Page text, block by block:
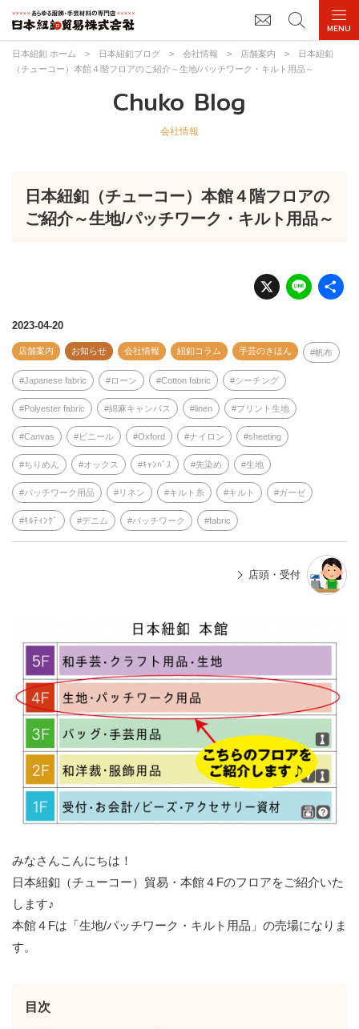
日本紐釦 ホーム > 日本紐釦ブログ > 会社情報 > 店舗案内 >
日本紐釦
（チューコー）本館４階フロアのご紹介～生地/パッチワーク・キルト用品～
Chuko Blog
会社情報
日本紐釦（チューコー）本館４階フロアの
ご紹介～生地/パッチワーク・キルト用品～
X Li
n
2023-04-20
店舗案内 お知らせ 会社情報 紐釦コラム 手芸のきほん 帆布
Japanese fabric ローン Cotton fabric シーチング
Polyester fabric 綿麻キャンバス linen プリント生地
Canvas ビニール Oxford ナイロン sheeting
ちりめん オックス ｷｬﾝﾊﾞｽ 先染め 生地
パッチワーク用品 リネン キルト糸 キルト ガーゼ
ｷﾙﾃｨﾝｸﾞ デニム パッチワーク fabric
店頭・受付
みなさんこんにちは！
日本紐釦（チューコー）貿易・本館４Fのフロアをご紹介いた
します♪
本館４Fは「生地/パッチワーク・キルト用品」の売場になりま
す。
目次